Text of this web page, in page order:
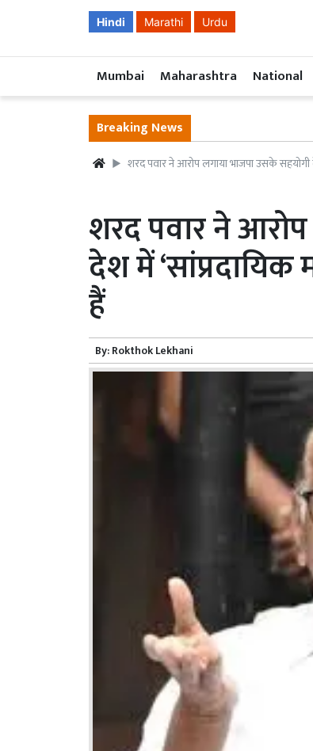
Hindi Marathi Urdu
Mumbai Maharashtra National
Breaking News
शरद पवार ने आरोप लगाया भाजपा उसके सहयोगी
शरद पवार ने
देश में
हैं
By:Rokthok Lekhani